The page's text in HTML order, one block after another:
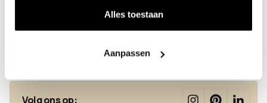
Alles toestaan
Aanpassen
Thijssenweg 18
Volg ons op: